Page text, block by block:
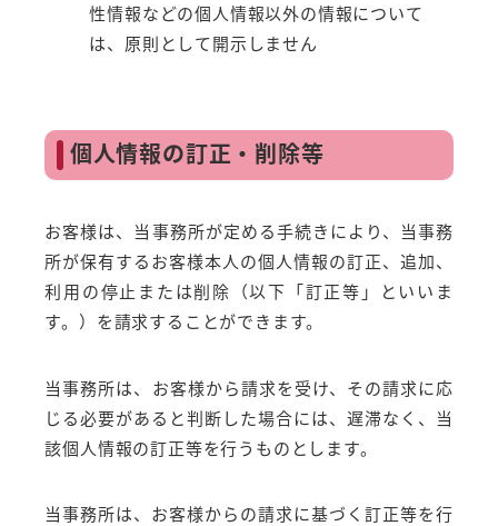
性情報などの個人情報以外の情報について
は、原則として開示しません
個人情報の訂正・削除等
お客様は、当事務所が定める手続きにより、当事務
所が保有するお客様本人の個人情報の訂正、追加、
利用の停止または削除（以下「訂正等」といいま
す。）を請求することができます。
当事務所は、お客様から請求を受け、その請求に応
じる必要があると判断した場合には、遅滞なく、当
該個人情報の訂正等を行うものとします。
当事務所は、お客様からの請求に基づく訂正等を行